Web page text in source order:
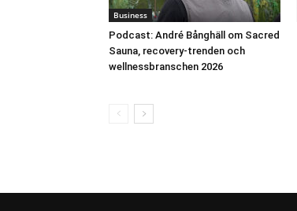
Business
Podcast: André Bånghäll om Sacred
Sauna, recovery-trenden och
wellnessbranschen 2026